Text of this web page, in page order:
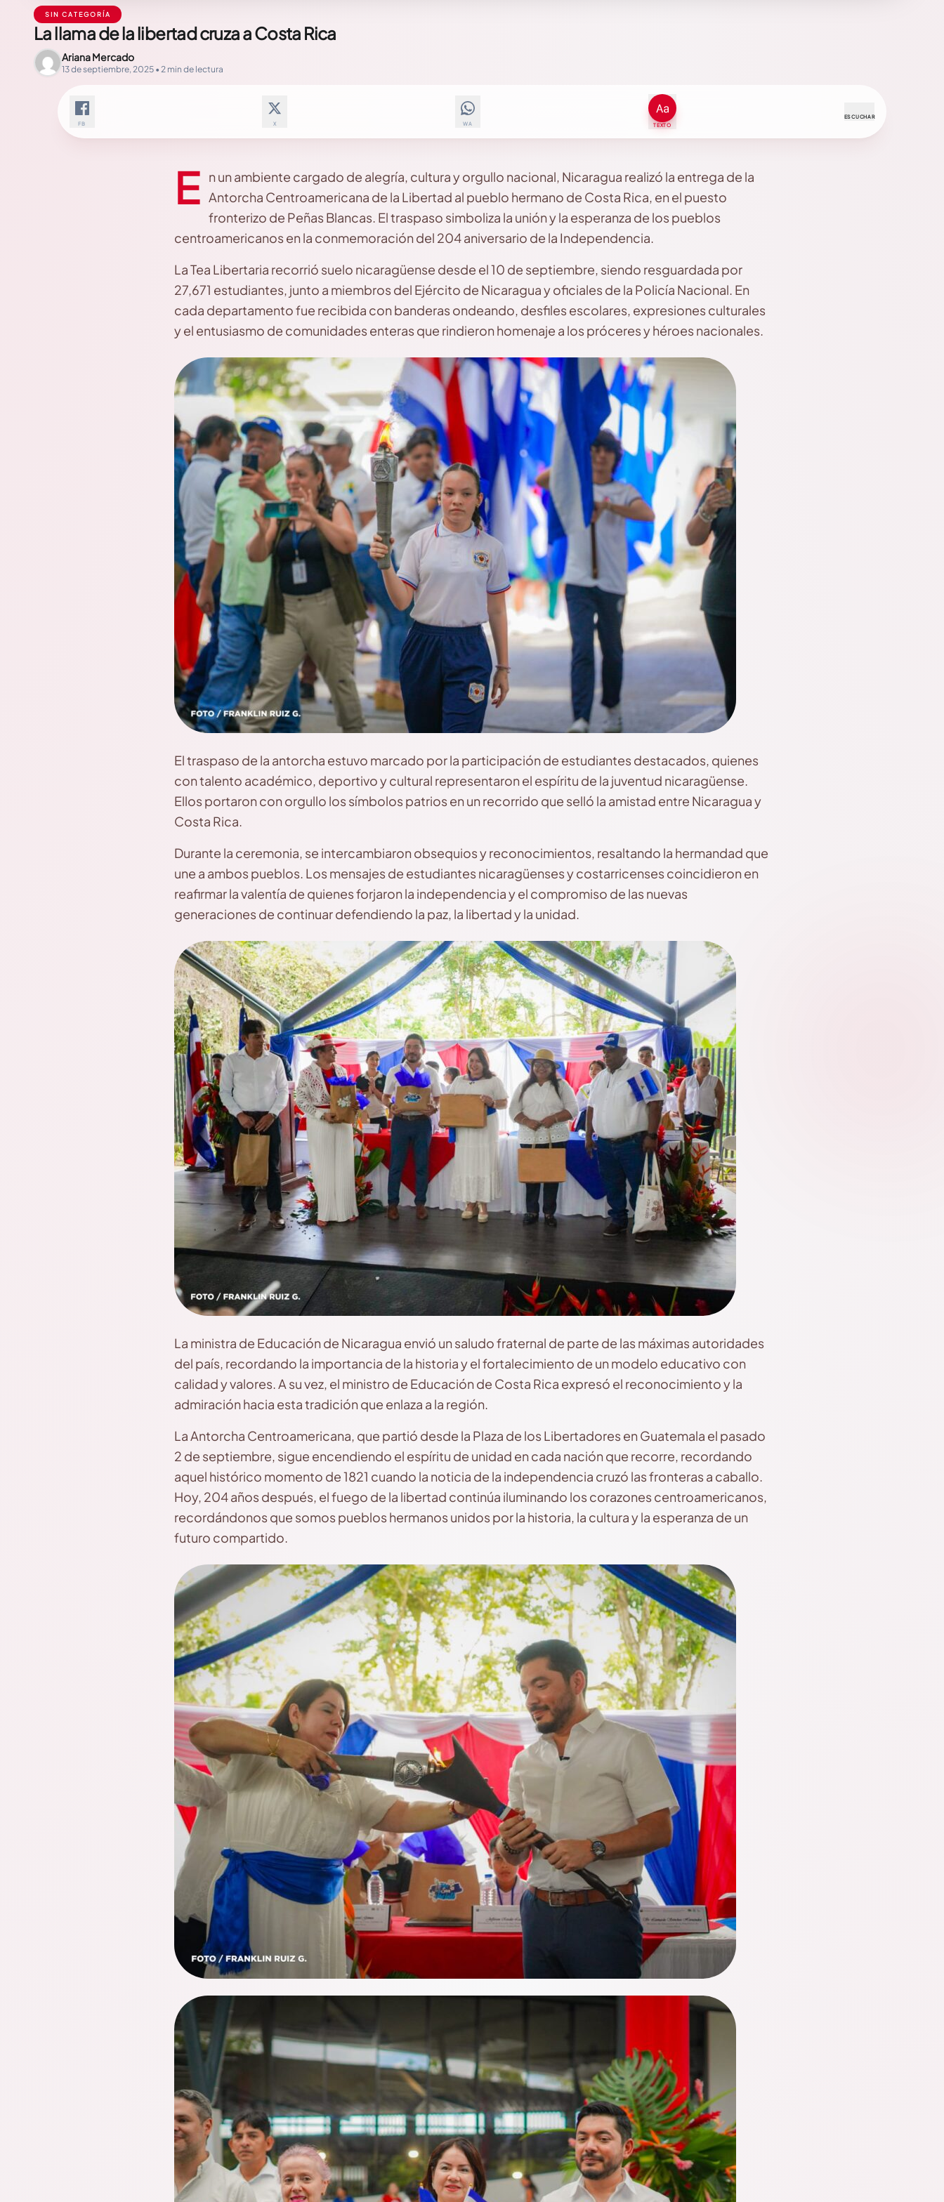
SIN CATEGORÍA
La llama de la libertad cruza a Costa Rica
Ariana Mercado
13 de septiembre, 2025 • 2 min de lectura
FB X WA TEXTO
ESCUCHAR
E n un ambiente cargado de alegría, cultura y orgullo nacional, Nicaragua realizó la entrega de la
Antorcha Centroamericana de la Libertad al pueblo hermano de Costa Rica, en el puesto
fronterizo de Peñas Blancas. El traspaso simboliza la unión y la esperanza de los pueblos
centroamericanos en la conmemoración del 204 aniversario de la Independencia.
La Tea Libertaria recorrió suelo nicaragüense desde el 10 de septiembre, siendo resguardada por
27,671 estudiantes, junto a miembros del Ejército de Nicaragua y oficiales de la Policía Nacional. En
cada departamento fue recibida con banderas ondeando, desfiles escolares, expresiones culturales
y el entusiasmo de comunidades enteras que rindieron homenaje a los próceres y héroes nacionales.
El traspaso de la antorcha estuvo marcado por la participación de estudiantes destacados, quienes
con talento académico, deportivo y cultural representaron el espíritu de la juventud nicaragüense.
Ellos portaron con orgullo los símbolos patrios en un recorrido que selló la amistad entre Nicaragua y
Costa Rica.
Durante la ceremonia, se intercambiaron obsequios y reconocimientos, resaltando la hermandad que
une a ambos pueblos. Los mensajes de estudiantes nicaragüenses y costarricenses coincidieron en
reafirmar la valentía de quienes forjaron la independencia y el compromiso de las nuevas
generaciones de continuar defendiendo la paz, la libertad y la unidad.
La ministra de Educación de Nicaragua envió un saludo fraternal de parte de las máximas autoridades
del país, recordando la importancia de la historia y el fortalecimiento de un modelo educativo con
calidad y valores. A su vez, el ministro de Educación de Costa Rica expresó el reconocimiento y la
admiración hacia esta tradición que enlaza a la región.
La Antorcha Centroamericana, que partió desde la Plaza de los Libertadores en Guatemala el pasado
2 de septiembre, sigue encendiendo el espíritu de unidad en cada nación que recorre, recordando
aquel histórico momento de 1821 cuando la noticia de la independencia cruzó las fronteras a caballo.
Hoy, 204 años después, el fuego de la libertad continúa iluminando los corazones centroamericanos,
recordándonos que somos pueblos hermanos unidos por la historia, la cultura y la esperanza de un
futuro compartido.